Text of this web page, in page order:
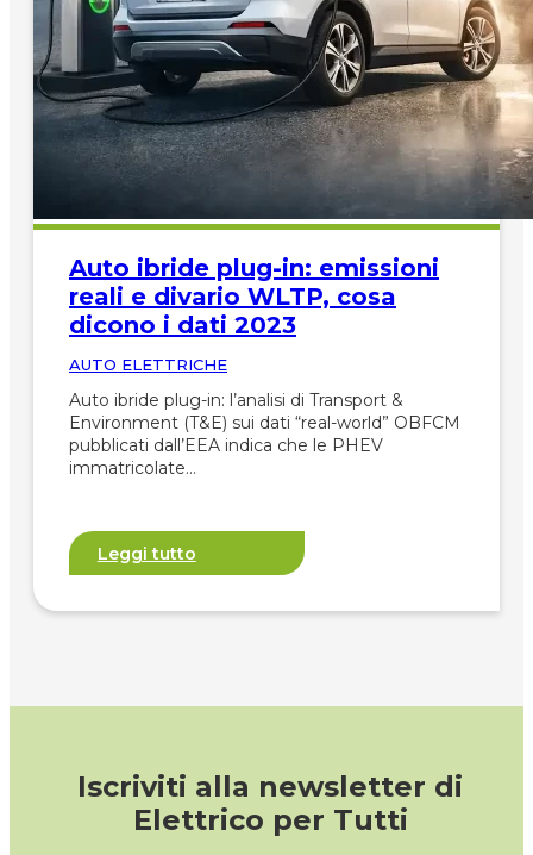
Auto ibride plug-in: emissioni
reali e divario WLTP, cosa
dicono i dati 2023
AUTO ELETTRICHE
Auto ibride plug-in: l’analisi di Transport &
Environment (T&E) sui dati “real-world” OBFCM
pubblicati dall’EEA indica che le PHEV
immatricolate…
Leggi tutto
Iscriviti alla newsletter di
Elettrico per Tutti